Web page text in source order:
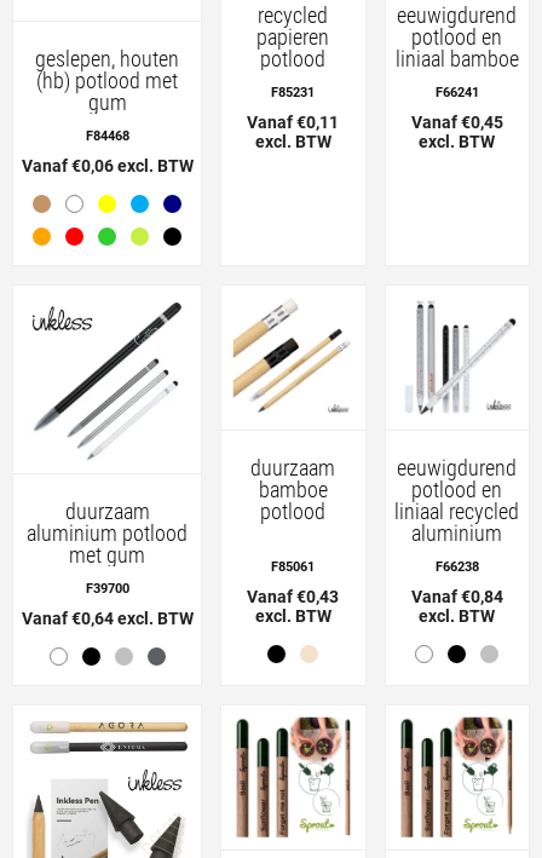
geslepen, houten
(hb) potlood met
gum
F84468
Vanaf €0,06 excl. BTW
recycled
papieren
potlood
F85231
Vanaf €0,11
excl. BTW
eeuwigdurend
potlood en
liniaal bamboe
F66241
Vanaf €0,45
excl. BTW
duurzaam
aluminium potlood
met gum
F39700
Vanaf €0,64 excl. BTW
duurzaam
bamboe
potlood
F85061
Vanaf €0,43
excl. BTW
eeuwigdurend
potlood en
liniaal recycled
aluminium
F66238
Vanaf €0,84
excl. BTW